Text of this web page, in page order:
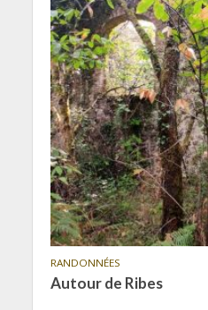
RANDONNÉES
Autour de Ribes